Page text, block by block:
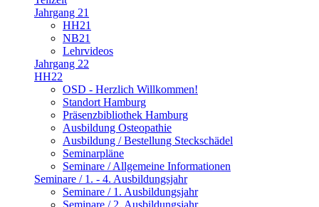
Jahrgang 21
HH21
NB21
Lehrvideos
Jahrgang 22
HH22
OSD - Herzlich Willkommen!
Standort Hamburg
Präsenzbibliothek Hamburg
Ausbildung Osteopathie
Ausbildung / Bestellung Steckschädel
Seminarpläne
Seminare / Allgemeine Informationen
Seminare / 1. - 4. Ausbildungsjahr
Seminare / 1. Ausbildungsjahr
Seminare / 2. Ausbildungsjahr